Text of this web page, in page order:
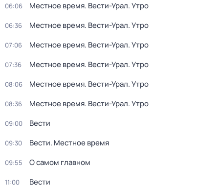
06:06 Местное время. Вести-Урал. Утро
06:36 Местное время. Вести-Урал. Утро
07:06 Местное время. Вести-Урал. Утро
07:36 Местное время. Вести-Урал. Утро
08:06 Местное время. Вести-Урал. Утро
08:36 Местное время. Вести-Урал. Утро
09:00 Вести
09:30 Вести. Местное время
09:55 О самом главном
11:00 Вести